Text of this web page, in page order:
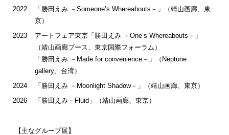
2022
「勝田えみ －Someone’s Whereabouts－」（靖山画廊、東
京）
2023
アートフェア東京「勝田えみ －One’s Whereabouts－」
（靖山画廊ブース、東京国際フォーラム）
「勝田えみ －Made for convenience－」（Neptune
gallery、台湾）
2024
「勝田えみ －Moonlight Shadow－」（靖山画廊、東京）
2026
「勝田えみ－Fluid」（靖山画廊、東京）
【主なグループ展】